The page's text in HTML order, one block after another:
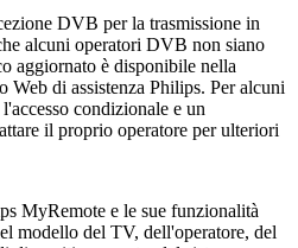
DVB per la trasmissione in
alcuni operatori DVB non siano
aggiornato è disponibile nella
Web di assistenza Philips. Per alcuni
condizionale e un
il proprio operatore per ulteriori
MyRemote e le sue funzionalità
modello del TV, dell'operatore, del